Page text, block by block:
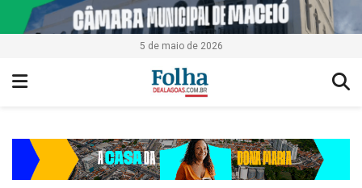
5 de maio de 2026